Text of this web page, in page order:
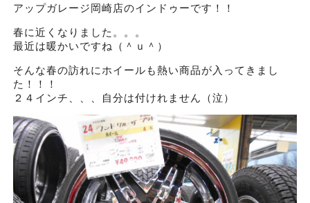
アップガレージ岡崎店のインドゥーです！！
春に近くなりました。。。
最近は暖かいですね（＾ｕ＾）
そんな春の訪れにホイールも熱い商品が入ってきまし
た！！！
２４インチ、、、自分は付けれません（泣）